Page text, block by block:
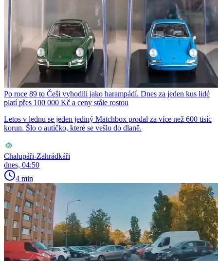
Po roce 89 to Češi vyhodili jako harampádí. Dnes za jeden kus lidé
platí přes 100 000 Kč a ceny stále rostou
Letos v lednu se jeden jediný Matchbox prodal za více než 600 tisíc
korun. Šlo o autíčko, které se vešlo do dlaně.
Chalupáři-Zahrádkáři
dnes, 04:50
4 min